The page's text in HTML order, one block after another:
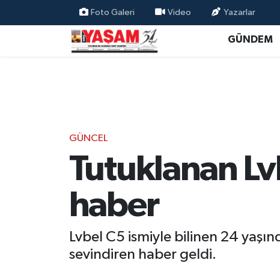
Foto Galeri Video Yazarlar
GÜNDEM
GÜNCEL
Tutuklanan
haber
Lvbel C5 ismiyle bilinen 24
sevindiren haber geldi.